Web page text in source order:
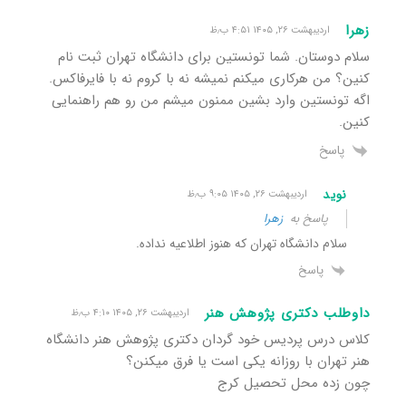
زهرا اردیبهشت ۲۶, ۱۴۰۵ ۴:۵۱ ب٫ظ
سلام دوستان. شما تونستین برای دانشگاه تهران ثبت نام
کنین؟ من هرکاری میکنم نمیشه نه با کروم نه با فایرفاکس.
اگه تونستین وارد بشین ممنون میشم من رو هم راهنمایی
کنین.
پاسخ
نوید اردیبهشت ۲۶, ۱۴۰۵ ۹:۰۵ ب٫ظ
پاسخ بهزهرا
سلام دانشگاه تهران که هنوز اطلاعیه نداده.
پاسخ
داوطلب دکتری پژوهش هنر اردیبهشت ۲۶, ۱۴۰۵ ۴:۱۰ ب٫ظ
کلاس درس پردیس خود گردان دکتری پژوهش هنر دانشگاه
هنر تهران با روزانه یکی است یا فرق میکنن؟
چون زده محل تحصیل کرج